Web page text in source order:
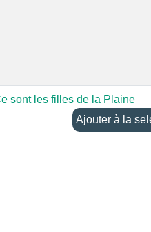
sont les filles de la Plaine
Ajouter à